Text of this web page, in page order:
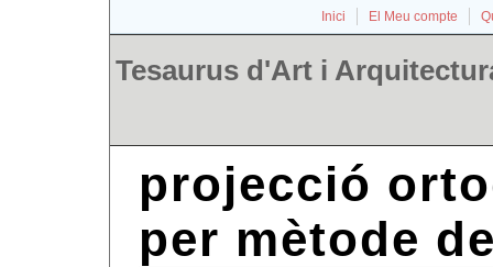
Inici El Meu compte
Tesaurus d'Art i
projecció
per mètode